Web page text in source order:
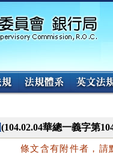
(104.02.04華總一義字第
條文含有附件者，請